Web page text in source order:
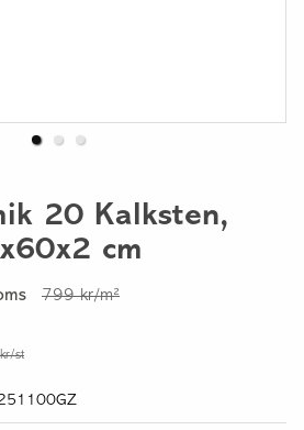
20 Kalksten,
cm
799 kr/m²
st